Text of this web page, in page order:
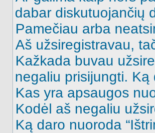
dabar diskutuojančių
Pamečiau arba
Aš užsiregistravau,
Kažkada buvau
negaliu prisijungti. Ką
Kas yra apsaugos
Kodėl aš negaliu
Ką daro nuoroda